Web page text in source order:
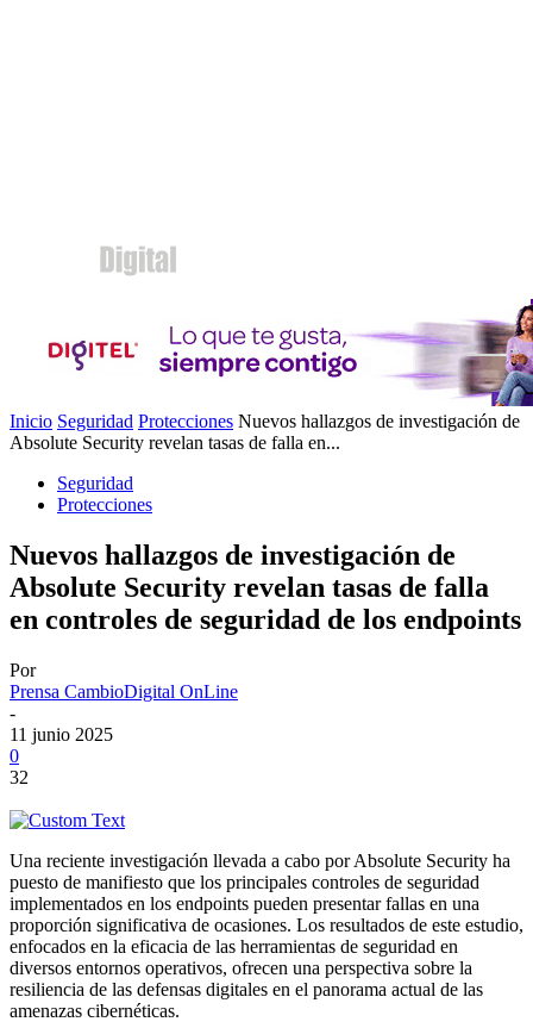
Inicio Seguridad Protecciones Nuevos hallazgos de investigación de
Absolute Security revelan tasas de falla en...
Seguridad
Protecciones
Nuevos hallazgos de investigación de
Absolute Security revelan tasas de falla
en controles de seguridad de los endpoints
Por
Prensa CambioDigital OnLine
-
11 junio 2025
0
32
Una reciente investigación llevada a cabo por Absolute Security ha
puesto de manifiesto que los principales controles de seguridad
implementados en los endpoints pueden presentar fallas en una
proporción significativa de ocasiones. Los resultados de este estudio,
enfocados en la eficacia de las herramientas de seguridad en
diversos entornos operativos, ofrecen una perspectiva sobre la
resiliencia de las defensas digitales en el panorama actual de las
amenazas cibernéticas.